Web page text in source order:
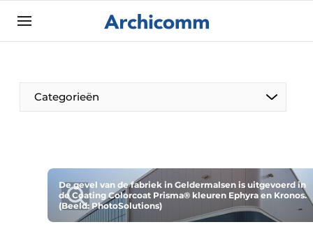
Aanmelden
ArchiComm | Magazine over architectuur,
interieur- & landschapsarchitectuur
Podcasts
Privacy / Cookie statement
Categorieën
De Pen
Architect Aan het Woord
De gevel van de fabriek in Geldermalsen is uitgevoerd in
de Coating Colorcoat Prisma® kleuren Ephyra en Kronos.
(Beeld: PhotoSolutions)